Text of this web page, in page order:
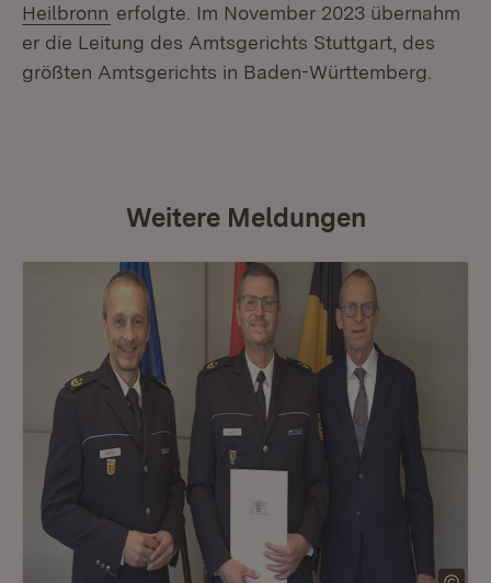
Heilbronn (Öffnet in neuem Fenster)
erfolgte. Im November 2023 übernahm
er die Leitung des Amtsgerichts Stuttgart, des
größten Amtsgerichts in Baden-Württemberg.
Weitere Meldungen